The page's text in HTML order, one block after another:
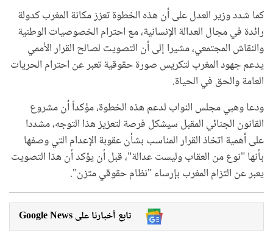
كما شدد وزير العدل على أن هذه الخطوة تعزز مكانة المغرب كدولة
رائدة في مجال العدالة الإنسانية، مع احترام الخصوصيات الوطنية
والنقاش المجتمعي، مشيرا إلى أن التصويت لصالح القرار الأممي
يدعم جهود المغرب لتكريس صورة حقوقية تعبر عن احترام الحريات
العامة والحق في الحياة.
ودعا وهبي مجلس النواب لدعم هذه الخطوة، مؤكداً أن مشروع
القانون الجنائي المقبل سيشكل فرصة لتعزيز هذا التوجه، مشددا
على أهمية اتخاذ القرار المناسب بشأن عقوبة الإعدام التي وصفها
بأنها "نوع من العقاب وليست عدالة"، قبل أن يؤكد أن هذا التصويت
يعبر عن التزام المغرب بإرساء "نظام حقوقي متزن".
Google News تابع أخبارنا على